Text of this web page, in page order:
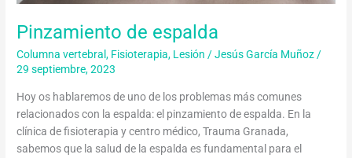
Pinzamiento de espalda
Columna vertebral, Fisioterapia, Lesión /Jesús García Muñoz/
29 septiembre, 2023
Hoy os hablaremos de uno de los problemas más comunes
relacionados con la espalda: el pinzamiento de espalda. En la
clínica de fisioterapia y centro médico, Trauma Granada,
sabemos que la salud de la espalda es fundamental para el